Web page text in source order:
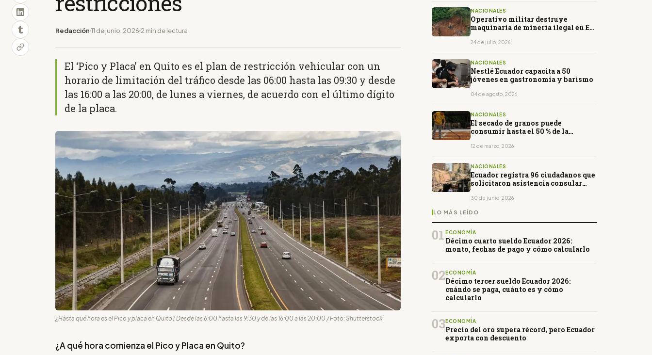
Redacción 11 de junio, 2026 2 min de lectura
El ‘Pico y Placa’ en Quito es el plan de restricción vehicular con un
horario de limitación del tráfico desde las 06:00 hasta las 09:30 y desde
las 16:00 a las 20:00, de lunes a viernes, de acuerdo con el último dígito
de la placa.
¿Hasta qué hora es el Pico y placa en Quito? Desde las 6:00 hasta las 9:30 y de las 16:00 a las 20:00 / Foto: Shutterstock
¿A qué hora comienza el Pico y Placa en Quito?
NACIONALES
Operativo militar destruye
maquinaria de minería ilegal en El
24 de julio, 2026
NACIONALES
Nestlé Ecuador capacita a 50
jóvenes en gastronomía y barismo
04 de agosto, 2026
NACIONALES
El secado de granos puede
consumir hasta el 50 % de la
12 de marzo, 2026
NACIONALES
Ecuador registra 96 ciudadanos que
solicitaron asistencia consular
30 de junio, 2026
LO MÁS LEÍDO
01 ECONOMÍA
Décimo cuarto sueldo Ecuador 2026:
monto, fechas de pago y cómo calcularlo
02 ECONOMÍA
Décimo tercer sueldo Ecuador 2026:
cuándo se paga, cuánto es y cómo
calcularlo
03ECONOMÍA
Precio del oro supera récord, pero Ecuador
exporta con descuento